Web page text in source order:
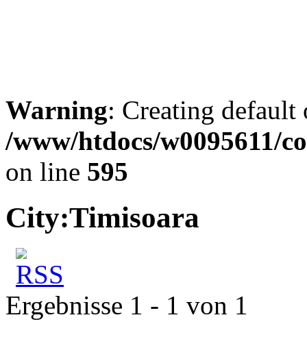
Warning: Creating
/www/htdocs/w0095611/
on line 595
City:Timisoara
Ergebnisse 1 - 1 von 1